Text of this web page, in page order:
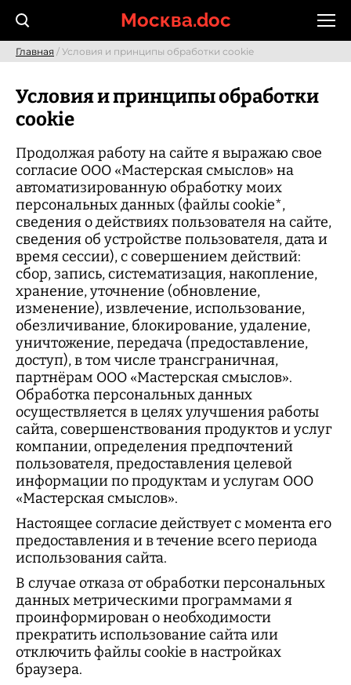
Москва.doc
Главная / Условия и принципы обработки cookie
Условия и принципы обработки
cookie
Продолжая работу на сайте я выражаю свое
согласие ООО «Мастерская смыслов» на
автоматизированную обработку моих
персональных данных (файлы cookie*,
сведения о действиях пользователя на сайте,
сведения об устройстве пользователя, дата и
время сессии), с совершением действий:
сбор, запись, систематизация, накопление,
хранение, уточнение (обновление,
изменение), извлечение, использование,
обезличивание, блокирование, удаление,
уничтожение, передача (предоставление,
доступ), в том числе трансграничная,
партнёрам ООО «Мастерская смыслов».
Обработка персональных данных
осуществляется в целях улучшения работы
сайта, совершенствования продуктов и услуг
компании, определения предпочтений
пользователя, предоставления целевой
информации по продуктам и услугам ООО
«Мастерская смыслов».
Настоящее согласие действует с момента его
предоставления и в течение всего периода
использования сайта.
В случае отказа от обработки персональных
данных метрическими программами я
проинформирован о необходимости
прекратить использование сайта или
отключить файлы cookie в настройках
браузера.